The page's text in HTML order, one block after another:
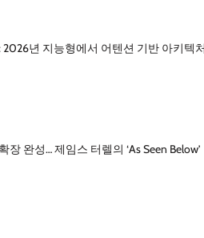
년 지능형에서 어텐션 기반 아키텍
장 완성… 제임스 터렐의 ‘As Seen